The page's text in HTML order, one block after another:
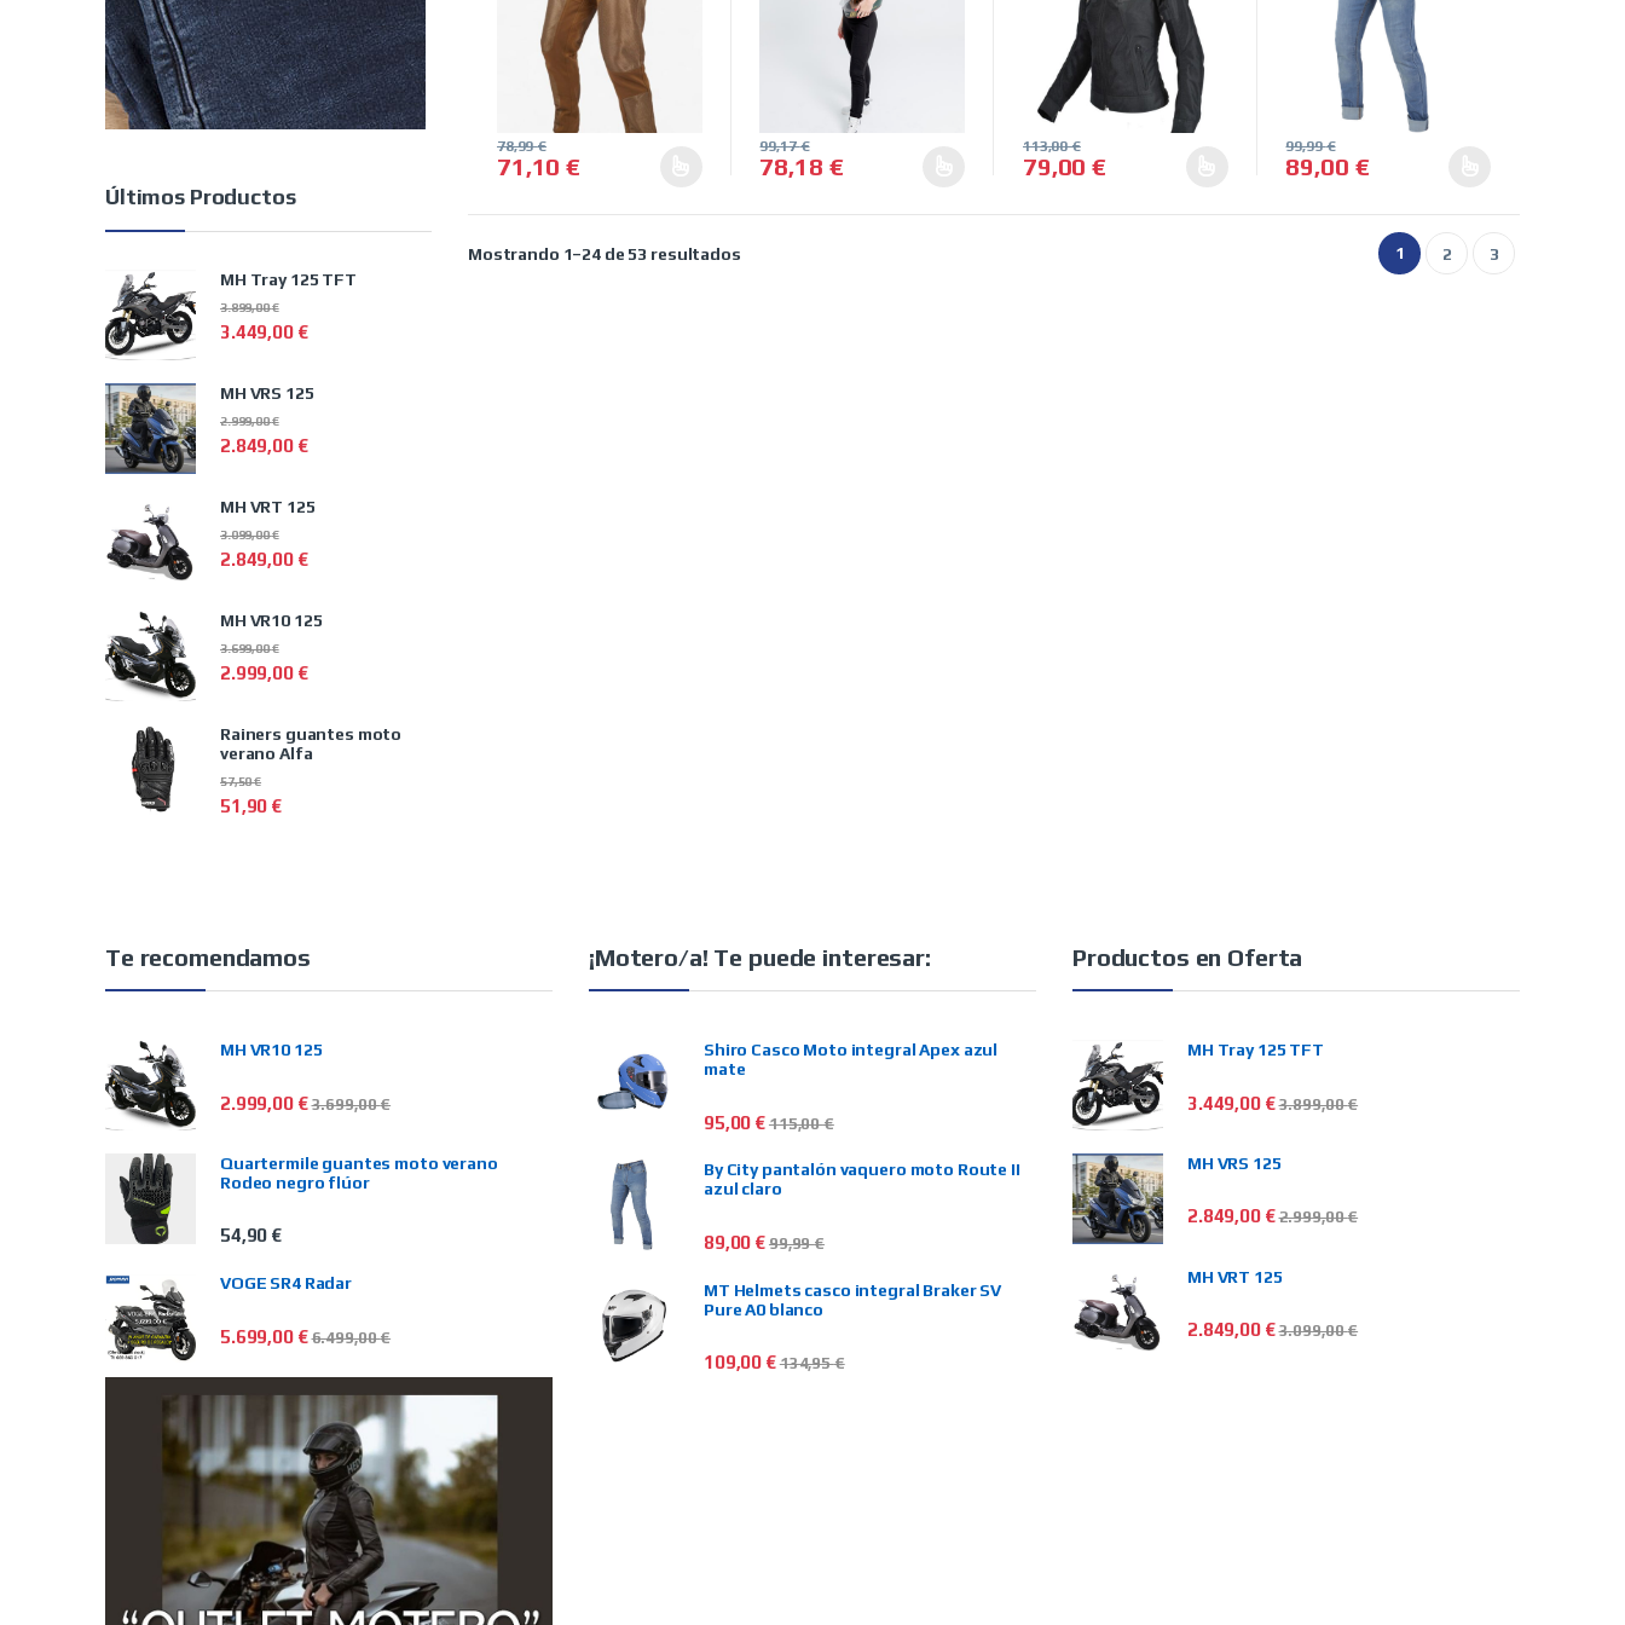
71,10€
78,99€
Este producto tiene múltiples variantes. Las opciones se pueden elegir en la página de producto
78,18 €
99,17€
Este producto tiene múltiples variantes. Las opciones se pueden elegir en la página de producto
79,00€
113,00€
Este producto tiene múltiples variantes. Las opciones se pueden elegir
89,00 €
99,99€
Este producto tiene múltiples variantes.
Mostrando 1–24 de 53 resultadosOrdenado por precio: bajo a alto 1 2 3
Últimos Productos
MH Tray 125 TFT
3.449,00 €
3.899,00€
MH VRS 125
2.849,00 €
2.999,00€
MH VRT 125
2.849,00 €
3.099,00€
MH VR10 125
2.999,00 €
3.699,00€
Rainers guantes moto
verano Alfa
51,90 €
57,50€
Te recomendamos
MH VR10 125
2.999,00 €3.699,00€
Quartermile guantes moto verano
Rodeo negro flúor
54,90 €
VOGE SR4 Radar
5.699,00 €6.499,00€
¡Motero/a! Te puede interesar:
Shiro Casco Moto integral Apex azul
mate
95,00 € 115,00€
By City pantalón vaquero moto Route II
azul claro
89,00 € 99,99€
MT Helmets casco integral Braker SV
Pure A0 blanco
109,00 €134,95€
Productos en Oferta
MH Tray 125 TFT
3.449,00 €3.899,00€
MH VRS 125
2.849,00 €2.999,00€
MH VRT 125
2.849,00 €3.099,00€